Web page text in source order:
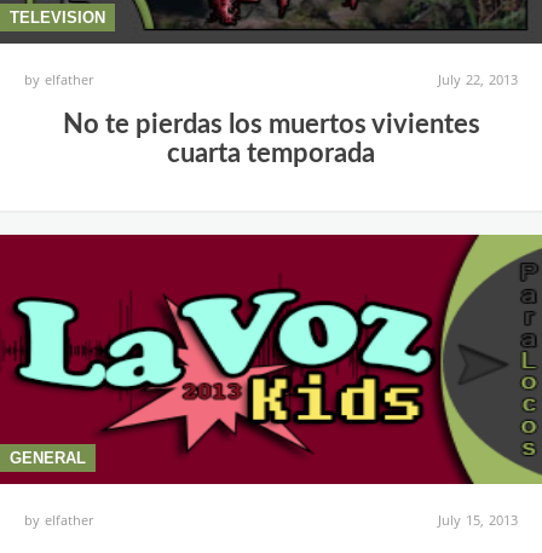
TELEVISION
byelfather July 22, 2013
No te pierdas los muertos vivientes
cuarta temporada
GENERAL
byelfather July 15, 2013